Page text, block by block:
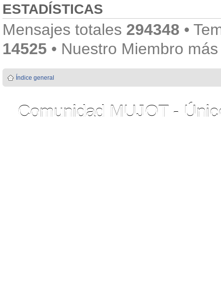
ESTADÍSTICAS
Mensajes totales 294348 •
14525 • Nuestro Miembro
Índice general
Comunidad MUJOT -